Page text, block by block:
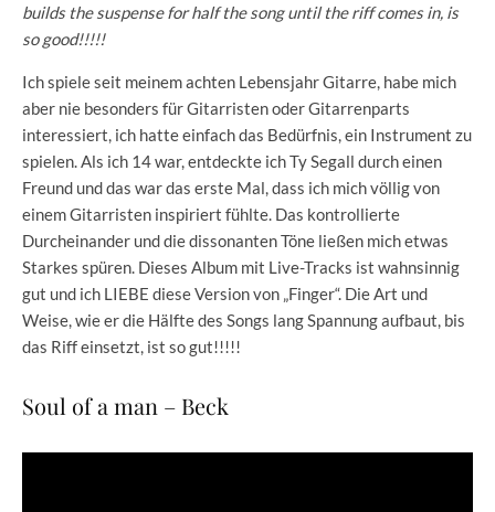
builds the suspense for half the song until the riff comes in, is
so good!!!!!
Ich spiele seit meinem achten Lebensjahr Gitarre, habe mich
aber nie besonders für Gitarristen oder Gitarrenparts
interessiert, ich hatte einfach das Bedürfnis, ein Instrument zu
spielen. Als ich 14 war, entdeckte ich Ty Segall durch einen
Freund und das war das erste Mal, dass ich mich völlig von
einem Gitarristen inspiriert fühlte. Das kontrollierte
Durcheinander und die dissonanten Töne ließen mich etwas
Starkes spüren. Dieses Album mit Live-Tracks ist wahnsinnig
gut und ich LIEBE diese Version von „Finger“. Die Art und
Weise, wie er die Hälfte des Songs lang Spannung aufbaut, bis
das Riff einsetzt, ist so gut!!!!!
Soul of a man – Beck